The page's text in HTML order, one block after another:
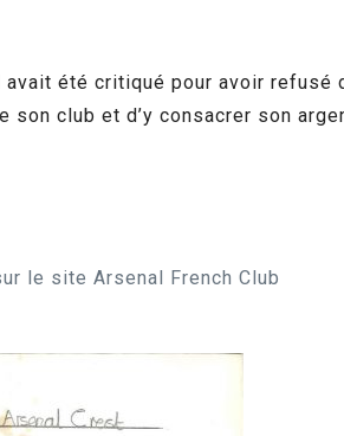
été critiqué pour avoir
club et d’y consacrer son
le site Arsenal French Club